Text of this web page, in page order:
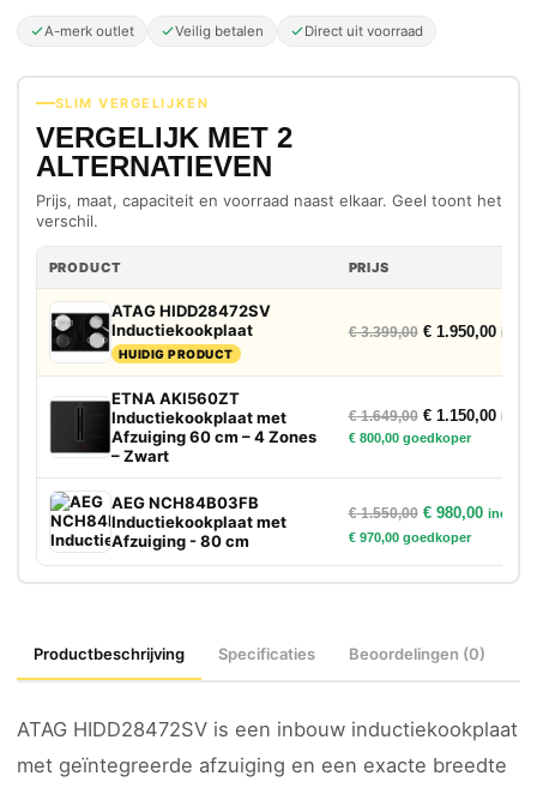
A-merk outlet Veilig betalen Direct uit voorraad
SLIM VERGELIJKEN
VERGELIJK MET 2
ALTERNATIEVEN
Prijs, maat, capaciteit en voorraad naast elkaar. Geel toont het
verschil.
PRODUCT PRIJS
ATAG HIDD28472SV
Inductiekookplaat
HUIDIG PRODUCT
€3.399,00 €1.950,00 incl.
ETNA AKI560ZT
Inductiekookplaat met
Afzuiging 60 cm – 4 Zones
– Zwart
€1.649,00 €1.150,00 incl.
€800,00goedkoper
AEG NCH84B03FB
Inductiekookplaat met
Afzuiging - 80 cm
€1.550,00 €980,00 incl.
€970,00goedkoper
Productbeschrijving Specificaties Beoordelingen (0)
ATAG HIDD28472SV is een inbouw inductiekookplaat
met geïntegreerde afzuiging en een exacte breedte